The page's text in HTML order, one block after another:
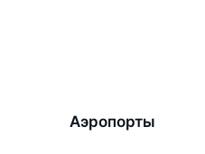
Аэропорты